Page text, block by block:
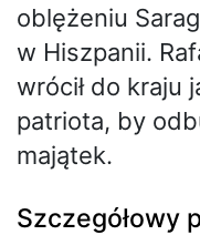
oblężeniu
w Hiszpanii.
wrócił do kraju
patriota, by
majątek.
Szczegółowy